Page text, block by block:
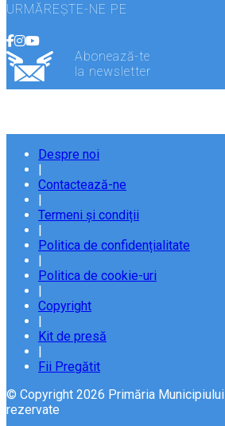
URMĂREȘTE-NE PE
Abonează-te
la newsletter
Despre noi
Contactează-ne
Termeni și condiții
Politica de confidențialitate
Politica de cookie-uri
Copyright
Kit de presă
Fii Pregătit
© Copyright 2026 Primăria
rezervate